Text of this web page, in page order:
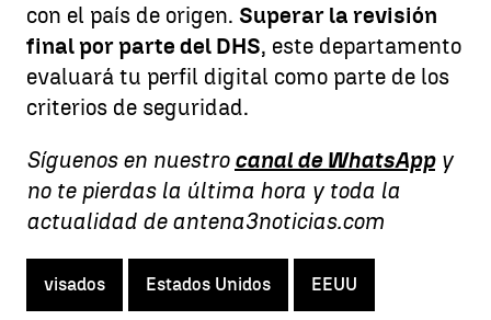
con el país de origen. Superar la revisión
final por parte del DHS, este departamento
evaluará tu perfil digital como parte de los
criterios de seguridad.
Síguenos en nuestro canal de WhatsAppy
no te pierdas la última hora y toda la
actualidad de antena3noticias.com
visados Estados Unidos EEUU